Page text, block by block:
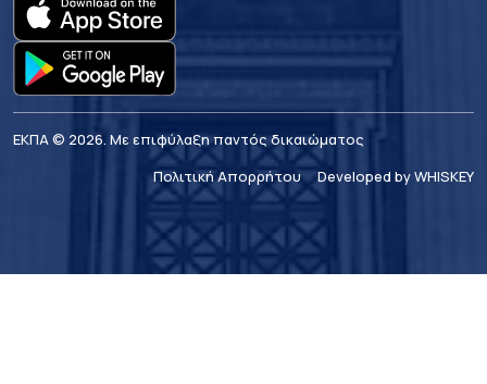
ΕΚΠΑ © 2026. Με επιφύλαξη παντός δικαιώματος
Πολιτική Απορρήτου
Developed by WHISKEY